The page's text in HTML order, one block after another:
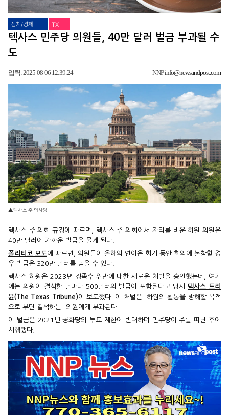
정치/경제 TX
텍사스 민주당 의원들, 40만 달러 벌금 부과될 수
도
입력: 2025-08-06 12:39:24 NNPinfo@newsandpost.com
▲텍사스 주 의사당
텍사스 주 의회 규정에 따르면, 텍사스 주 의회에서 자리를 비운 하원 의원은
40만 달러에 가까운 벌금을 물게 된다.
폴리티코 보도에 따르면, 의원들이 올해의 연이은 회기 동안 회의에 불참할 경
우 벌금은 320만 달러를 넘을 수 있다.
텍사스 하원은 2023년 정족수 위반에 대한 새로운 처벌을 승인했는데, 여기
에는 의원이 결석한 날마다 500달러의 벌금이 포함된다고 당시 텍사스 트리
뷴(The Texas Tribune)이 보도했다. 이 처벌은 "하원의 활동을 방해할 목적
으로 무단 결석하는" 의원에게 부과된다.
이 벌금은 2021년 공화당의 투표 제한에 반대하며 민주당이 주를 떠난 후에
시행됐다.